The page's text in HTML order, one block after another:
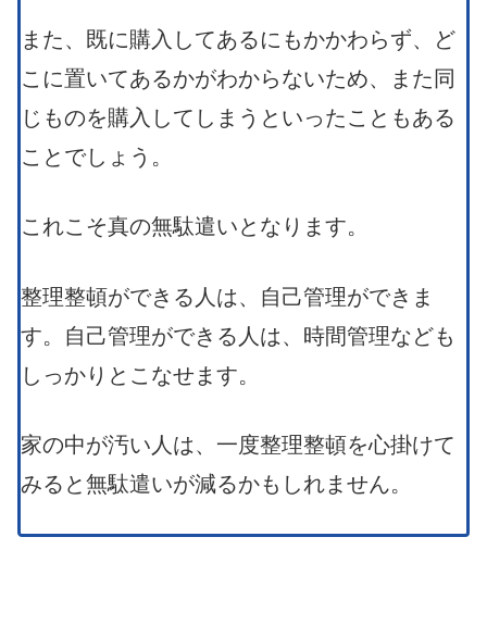
また、既に購入してあるにもかかわらず、ど
こに置いてあるかがわからないため、また同
じものを購入してしまうといったこともある
ことでしょう。
これこそ真の無駄遣いとなります。
整理整頓ができる人は、自己管理ができま
す。自己管理ができる人は、時間管理なども
しっかりとこなせます。
家の中が汚い人は、一度整理整頓を心掛けて
みると無駄遣いが減るかもしれません。